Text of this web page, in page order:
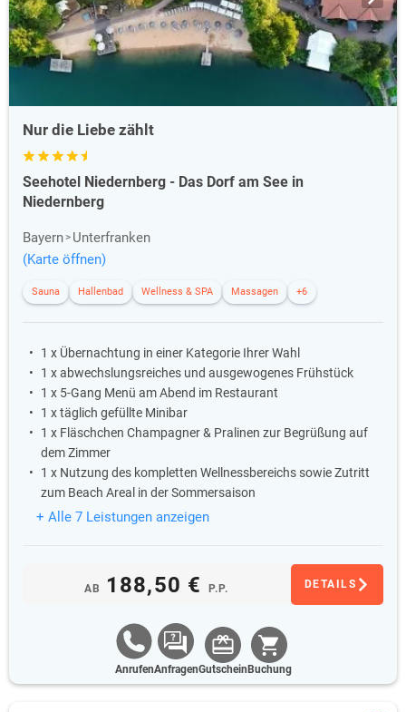
Nur die Liebe zählt
Seehotel Niedernberg - Das Dorf am See in
Niedernberg
Bayern
Unterfranken
(Karte öffnen)
Sauna Hallenbad Wellness & SPA Massagen +6
1 x Übernachtung in einer Kategorie Ihrer Wahl
1 x abwechslungsreiches und ausgewogenes Frühstück
1 x 5-Gang Menü am Abend im Restaurant
1 x täglich gefüllte Minibar
1 x Fläschchen Champagner & Pralinen zur Begrüßung auf
dem Zimmer
1 x Nutzung des kompletten Wellnessbereichs sowie Zutritt
zum Beach Areal in der Sommersaison
+ Alle 7 Leistungen anzeigen
AB 188,50 € P.P. DETAILS
AnrufenAnfragenGutschein Buchung